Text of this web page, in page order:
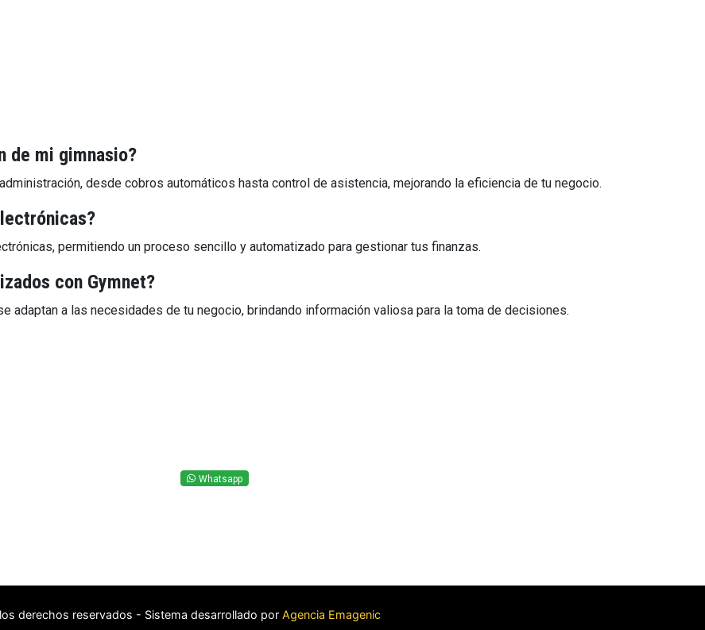
de mi gimnasio?
desde cobros automáticos hasta control de asistencia, mejorando la eficiencia de tu negocio.
permitiendo un proceso sencillo y automatizado para gestionar tus finanzas.
con Gymnet?
adaptan a las necesidades de tu negocio, brindando información valiosa para la toma de decisiones.
Whatsapp
derechos reservados - Sistema desarrollado por Agencia Emagenic